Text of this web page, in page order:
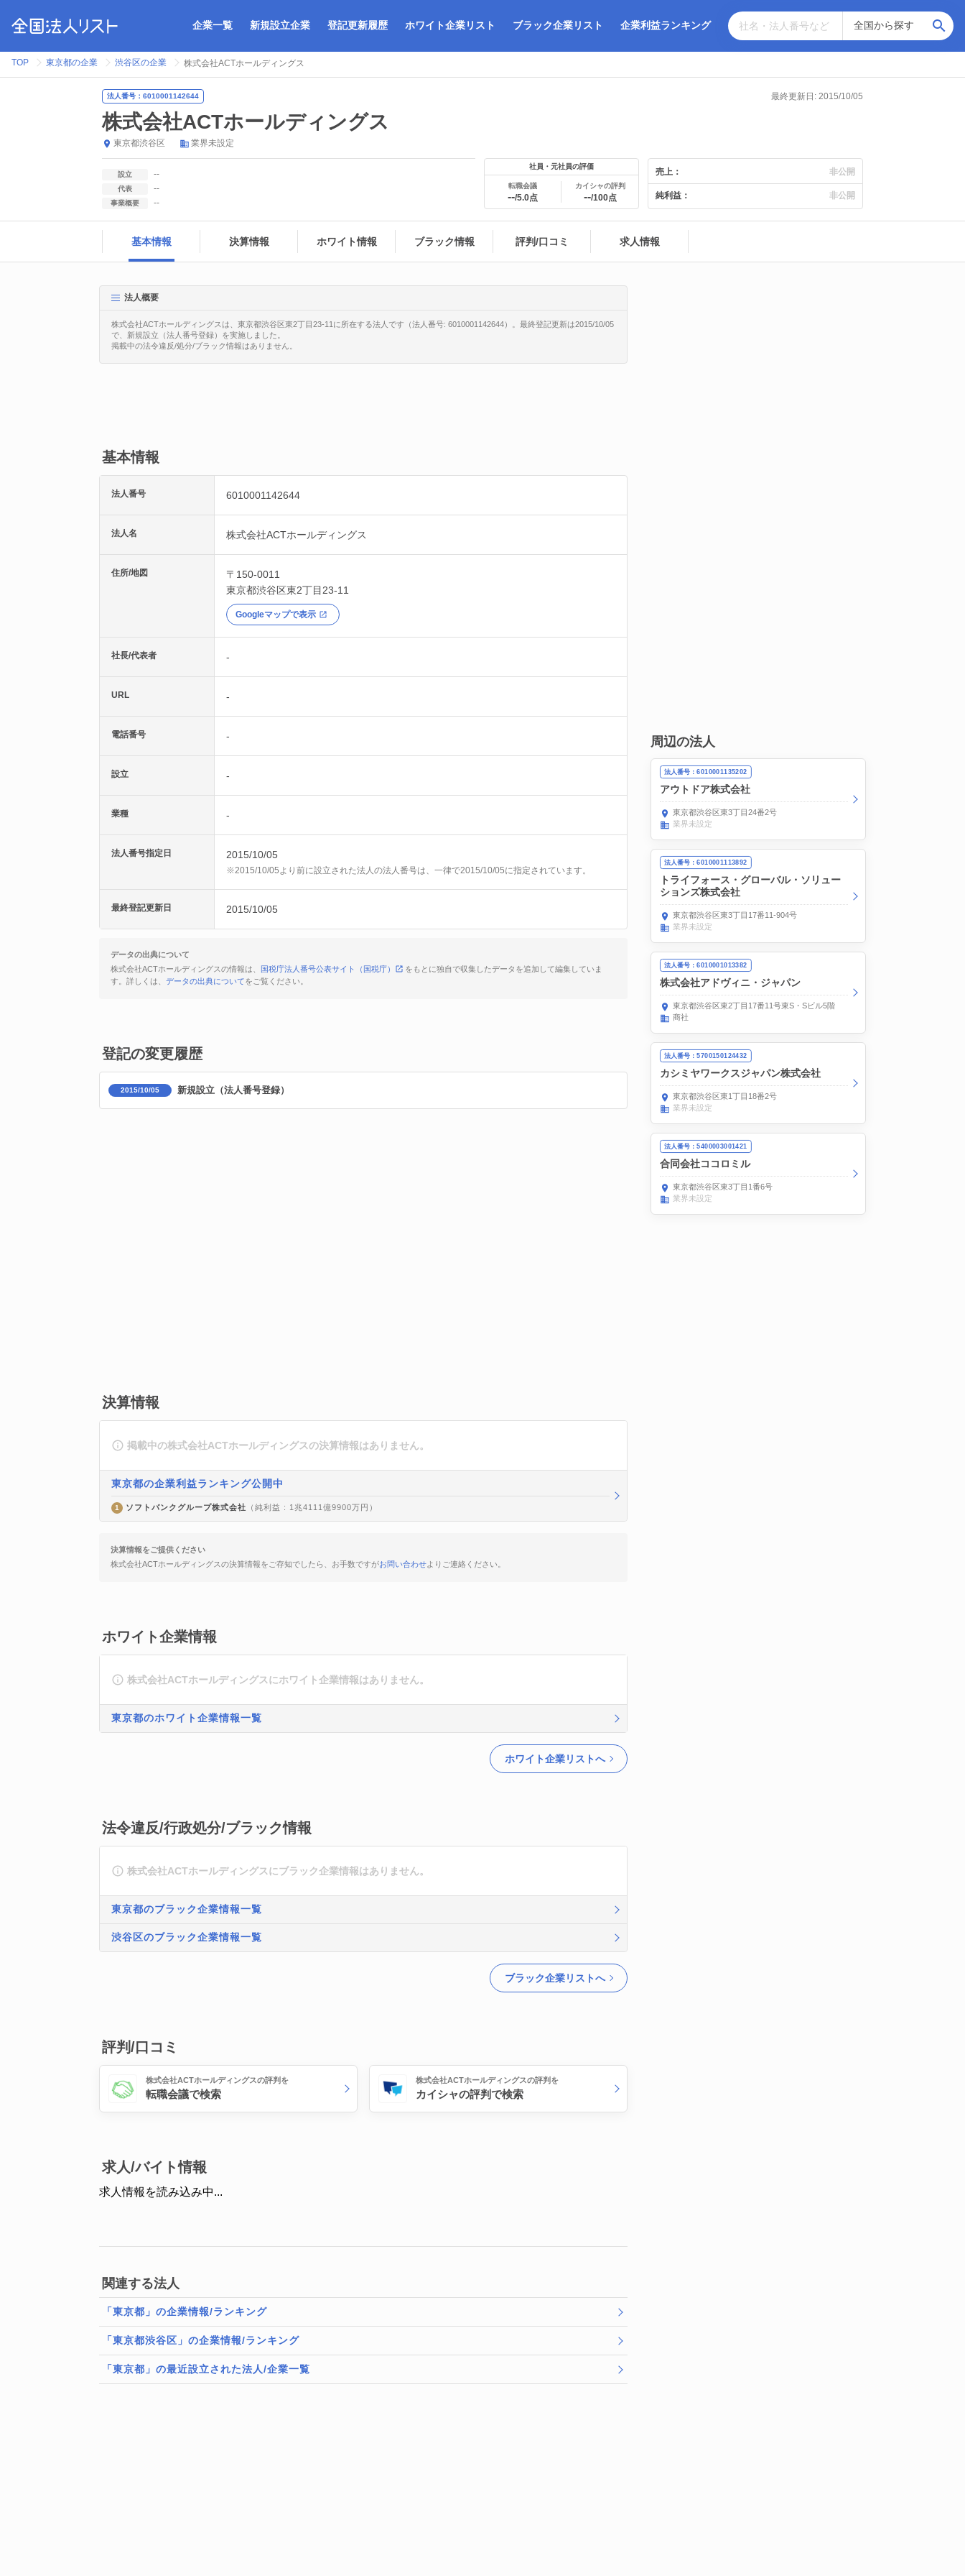
企業一覧 新規設立企業 登記更新履歴 ホワイト企業リスト ブラック企業リスト 企業利益ランキング
TOP 東京都の企業 渋谷区の企業 株式会社ACTホールディングス
法人番号：6010001142644 最終更新日: 2015/10/05
株式会社ACTホールディングス
東京都渋谷区 業界未設定
設立 --
代表 --
事業概要 --
社員・元社員の評価
転職会議
--/5.0点
カイシャの評判
--/100点
売上： 非公開
純利益： 非公開
基本情報 決算情報 ホワイト情報 ブラック情報 評判/口コミ 求人情報
法人概要
株式会社ACTホールディングスは、東京都渋谷区東2丁目23-11に所在する法人です（法人番号: 6010001142644）。最終登記更新は2015/10/05
で、新規設立（法人番号登録）を実施しました。
掲載中の法令違反/処分/ブラック情報はありません。
基本情報
法人番号 6010001142644
法人名 株式会社ACTホールディングス
住所/地図
〒150-0011
東京都渋谷区東2丁目23-11
Googleマップで表示
社長/代表者 -
URL -
電話番号 -
設立 -
業種 -
法人番号指定日 2015/10/05
※2015/10/05より前に設立された法人の法人番号は、一律で2015/10/05に指定されています。
最終登記更新日 2015/10/05
データの出典について
株式会社ACTホールディングスの情報は、
国税庁法人番号公表サイト（国税庁）
をもとに独自で収集したデータを追加して編集していま
す。詳しくは、 データの出典についてをご覧ください。
登記の変更履歴
2015/10/05 新規設立（法人番号登録）
決算情報
掲載中の株式会社ACTホールディングスの決算情報はありません。
東京都の企業利益ランキング公開中
1 ソフトバンクグループ株式会社 （純利益 : 1兆4111億9900万円）
決算情報をご提供ください
株式会社ACTホールディングスの決算情報をご存知でしたら、お手数ですがお問い合わせよりご連絡ください。
ホワイト企業情報
株式会社ACTホールディングスにホワイト企業情報はありません。
東京都のホワイト企業情報一覧
ホワイト企業リストへ
法令違反/行政処分/ブラック情報
株式会社ACTホールディングスにブラック企業情報はありません。
東京都のブラック企業情報一覧
渋谷区のブラック企業情報一覧
ブラック企業リストへ
評判/口コミ
株式会社ACTホールディングスの評判を
転職会議で検索
株式会社ACTホールディングスの評判を
カイシャの評判で検索
求人/バイト情報
求人情報を読み込み中...
関連する法人
「東京都」の企業情報/ランキング
「東京都渋谷区」の企業情報/ランキング
「東京都」の最近設立された法人/企業一覧
周辺の法人
法人番号：6010001135202
アウトドア株式会社
東京都渋谷区東3丁目24番2号
業界未設定
法人番号：6010001113892
トライフォース・グローバル・ソリュー
ションズ株式会社
東京都渋谷区東3丁目17番11-904号
業界未設定
法人番号：6010001013382
株式会社アドヴィニ・ジャパン
東京都渋谷区東2丁目17番11号東S・Sビル5階
商社
法人番号：5700150124432
カシミヤワークスジャパン株式会社
東京都渋谷区東1丁目18番2号
業界未設定
法人番号：5400003001421
合同会社ココロミル
東京都渋谷区東3丁目1番6号
業界未設定